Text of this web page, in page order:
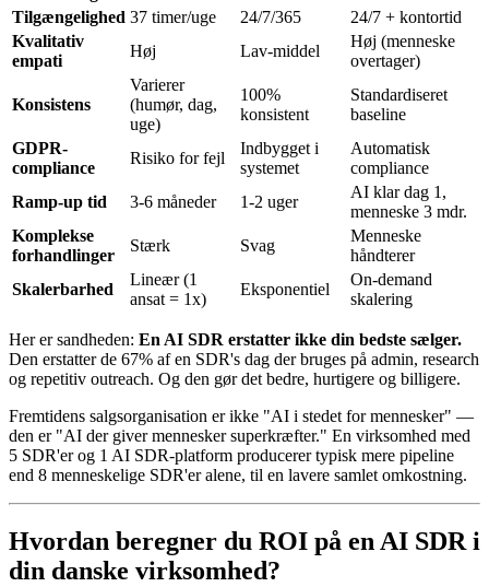
Tilgængelighed 37 timer/uge 24/7/365
24/7 + kontortid
Kvalitativ
empati
Høj Lav-middel
Høj (menneske
overtager)
Konsistens
Varierer
(humør, dag,
uge)
100%
konsistent
Standardiseret
baseline
GDPR-
compliance
Risiko for fejl
Indbygget i
systemet
Automatisk
compliance
Ramp-up tid
3-6 måneder 1-2 uger
AI klar dag 1,
menneske 3 mdr.
Komplekse
forhandlinger
Stærk Svag
Menneske
håndterer
Skalerbarhed
Lineær (1
ansat = 1x)
Eksponentiel
On-demand
skalering
Her er sandheden: En AI SDR erstatter ikke din bedste sælger.
Den erstatter de 67% af en SDR's dag der bruges på admin, research
og repetitiv outreach. Og den gør det bedre, hurtigere og billigere.
Fremtidens salgsorganisation er ikke "AI i stedet for mennesker" —
den er "AI der giver mennesker superkræfter." En virksomhed med
5 SDR'er og 1 AI SDR-platform producerer typisk mere pipeline
end 8 menneskelige SDR'er alene, til en lavere samlet omkostning.
Hvordan beregner du ROI på en AI SDR i
din danske virksomhed?